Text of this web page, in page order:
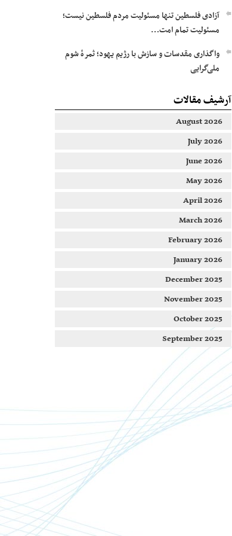
آزادی فلسطین تنها مسئولیت مردم فلسطین نیست؛
مسئولیت تمام امت…
واگذاری مقدسات و سازش با رژیم یهود؛ ثمرۀ شوم
ملی‌گرایی
آرشیف مقالات
August 2026
July 2026
June 2026
May 2026
April 2026
March 2026
February 2026
January 2026
December 2025
November 2025
October 2025
September 2025